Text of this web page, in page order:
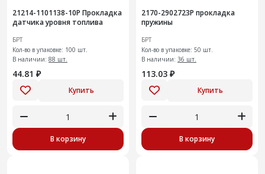
21214-1101138-10Р Прокладка
датчика уровня топлива
БРТ
Кол-во в упаковке: 100 шт.
В наличии: 88 шт.
44.81 ₽
Купить
В корзину
2170-2902723Р прокладка
пружины
БРТ
Кол-во в упаковке: 50 шт.
В наличии: 36 шт.
113.03 ₽
Купить
В корзину